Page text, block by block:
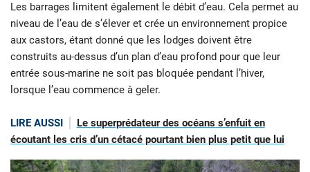
Les barrages limitent également le débit d’eau. Cela permet au
niveau de l’eau de s’élever et crée un environnement propice
aux castors, étant donné que les lodges doivent être
construits au-dessus d’un plan d’eau profond pour que leur
entrée sous-marine ne soit pas bloquée pendant l’hiver,
lorsque l’eau commence à geler.
LIRE AUSSI
Le superprédateur des océans s’enfuit en
écoutant les cris d’un cétacé pourtant bien plus petit que lui